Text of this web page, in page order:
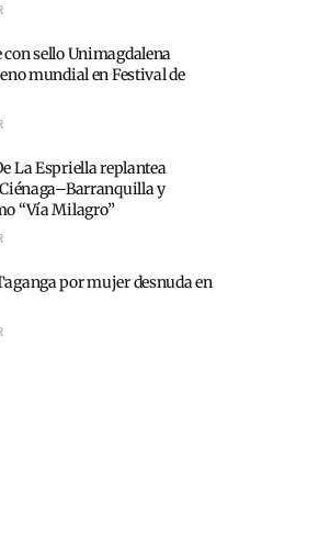
sello Unimagdalena
mundial en Festival de
La Espriella replantea
y
“Vía Milagro”
por mujer desnuda en